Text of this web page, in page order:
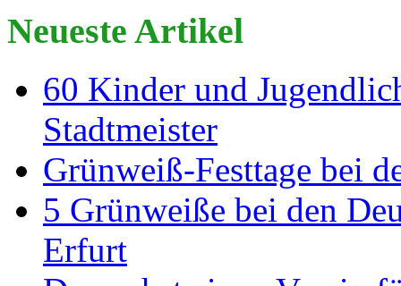
Neueste Artikel
60 Kinder und
Stadtmeister
Grünweiß-Festtage bei
5 Grünweiße bei den
Erfurt